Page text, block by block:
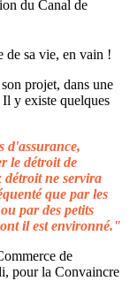
de sa vie, en vain !
projet, dans une
y existe quelques
d'assurance,
le détroit de
détroit ne servira
que par les
par des petits
il est environné."
de
pour la Convaincre